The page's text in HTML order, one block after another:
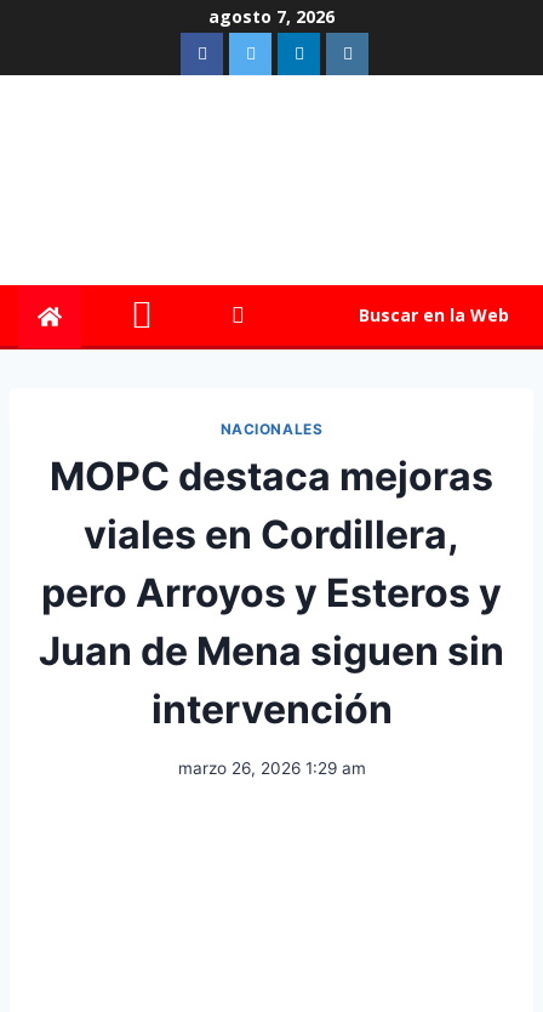
agosto 7, 2026
Buscar en la Web
NACIONALES
MOPC destaca mejoras
viales en Cordillera,
pero Arroyos y Esteros y
Juan de Mena siguen sin
intervención
marzo 26, 2026 1:29 am